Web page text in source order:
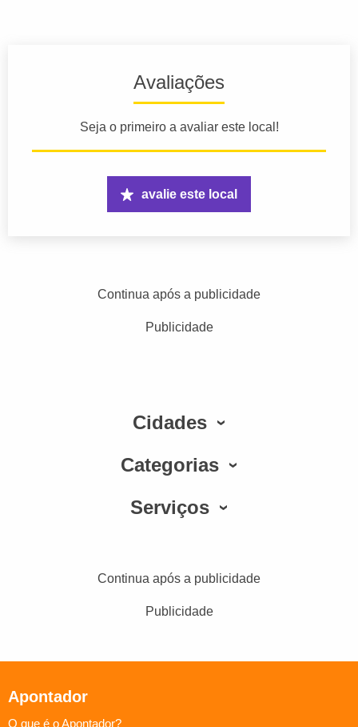
Avaliações
Seja o primeiro a avaliar este local!
avalie este local
Continua após a publicidade
Publicidade
Cidades
Categorias
Serviços
Continua após a publicidade
Publicidade
Apontador
O que é o Apontador?